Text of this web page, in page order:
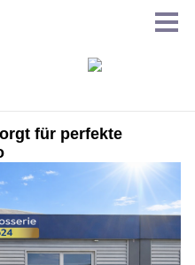
für perfekte